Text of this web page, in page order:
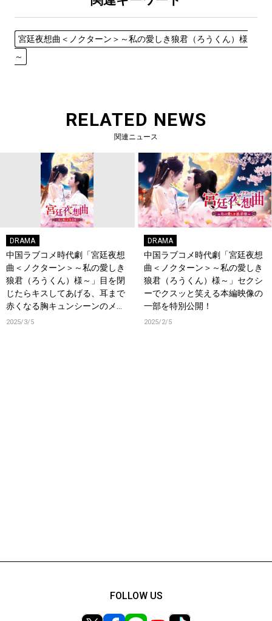
宮廷夜想曲＜ノクターン＞～私の愛しき狼君（ろうくん）様
～
RELATED NEWS
関連ニュース
DRAMA
中国ラブコメ時代劇「宮廷夜想
曲＜ノクターン＞～私の愛しき
狼君（ろうくん）様～」目を閉
じたらキスしてあげる、耳まで
赤くなる胸キュンシーンのメイ
キング映像が特別公開！
2025/3/5
DRAMA
中国ラブコメ時代劇「宮廷夜想
曲＜ノクターン＞～私の愛しき
狼君（ろうくん）様～」セクシ
ーでクスッと笑える本編映像の
一部を特別公開！
2025/2/5
FOLLOW US